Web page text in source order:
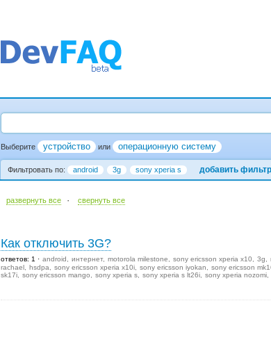
Выберите устройство или операционную систему
Фильтровать по: android 3g sony xperia s добавить фильтр
развернуть все · cвернуть все
Как отключить 3G?
ответов: 1 android интернет motorola milestone sony ericsson xperia x10 3g
rachael
hsdpa sony ericsson xperia x10i sony ericsson iyokan sony ericsson
sk17i
sony ericsson mango sony xperia s sony xperia s lt26i sony xperia nozomi